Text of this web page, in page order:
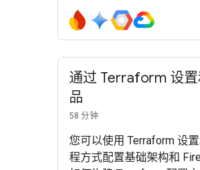
通过 Terraform 设
品
58 分钟
您可以使用 Terraform 设
程方式配置基础架构和